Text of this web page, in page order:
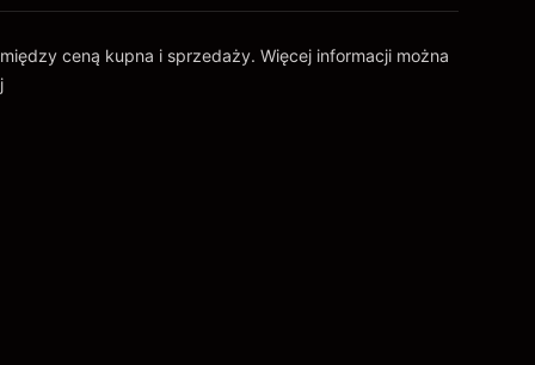
ceną kupna i sprzedaży. Więcej informacji można